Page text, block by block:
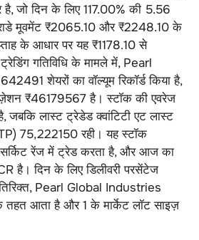
जो दिन के लिए 117.00% की 5.56
मूवमेंट ₹2065.10 और ₹2248.10 के
के आधार पर यह ₹1178.10 से
गतिविधि के मामले में, Pearl
642491 शेयरों का वॉल्यूम रिकॉर्ड किया है,
₹46179567है। स्टॉक की एवरेज
जबकि लास्ट ट्रेडेड क्वांटिटी एट लास्ट
75,222150रही। यह स्टॉक
रेंज में ट्रेड करता है, और आज का
है। दिन के लिए डिलीवरी परसेंटेज
Pearl Global Industries
तहत आता है और1 के मार्केट लॉट साइज़